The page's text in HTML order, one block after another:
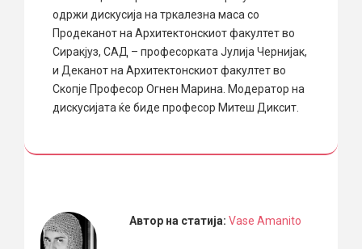
одржи дискусија на тркалезна маса со
Продеканот на Архитектонскиот факултет во
Сиракјуз, САД – професорката Јулија Чернијак,
и Деканот на Архитектонскиот факултет во
Скопје Професор Огнен Марина. Модератор на
дискусијата ќе биде професор Митеш Диксит.
Автор на статија: Vase Amanito